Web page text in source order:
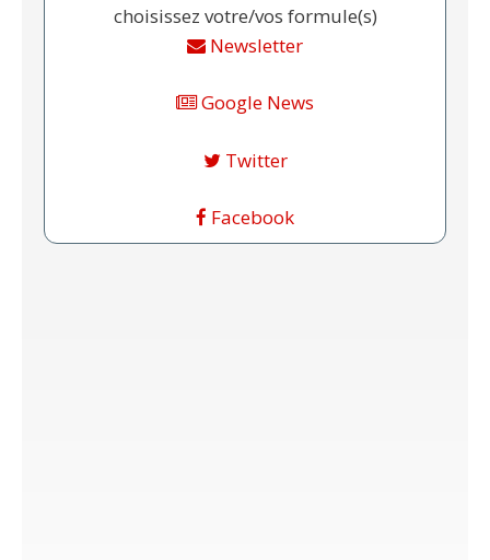
choisissez votre/vos formule(s)
Newsletter
Google News
Twitter
Facebook